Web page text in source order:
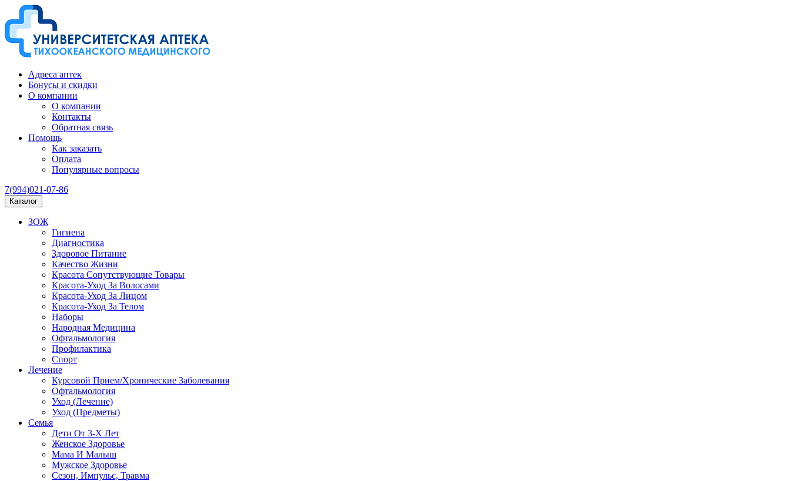
Адреса аптек
Бонусы и скидки
О компании
О компании
Контакты
Обратная связь
Помощь
Как заказать
Оплата
Популярные вопросы
7(994)021-07-86
Каталог
ЗОЖ
Гигиена
Диагностика
Здоровое Питание
Качество Жизни
Красота Сопутствующие Товары
Красота-Уход За Волосами
Красота-Уход За Лицом
Красота-Уход За Телом
Наборы
Народная Медицина
Офтальмология
Профилактика
Спорт
Лечение
Курсовой Прием/Хронические Заболевания
Офтальмология
Уход (Лечение)
Уход (Предметы)
Семья
Дети От 3-Х Лет
Женское Здоровье
Мама И Малыш
Мужское Здоровье
Сезон, Импульс, Травма